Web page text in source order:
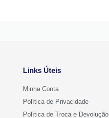
Links Úteis
Minha Conta
Política de Privacidade
Política de Troca e Devolução